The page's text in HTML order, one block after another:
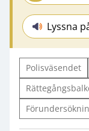
Lyssna
Polisväsendet